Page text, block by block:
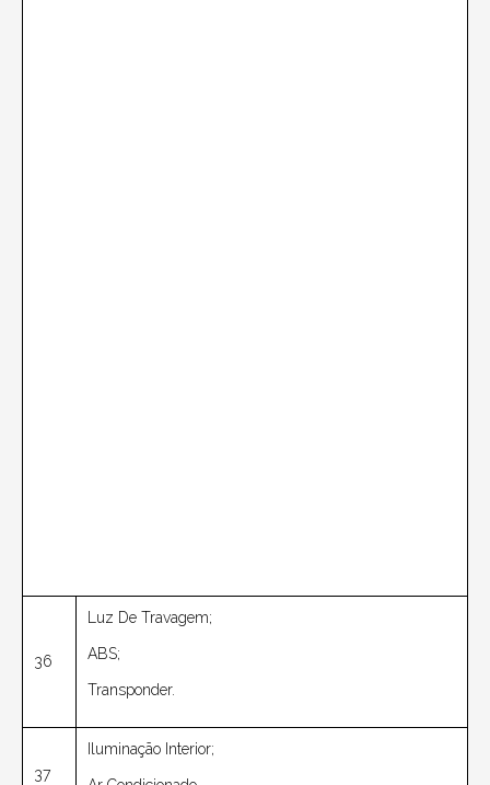
36
Luz De Travagem;
ABS;
Transponder.
37
Iluminação Interior;